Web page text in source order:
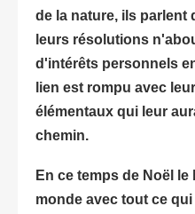
de la nature, ils parlent
leurs résolutions
d'intérêts personnels
lien est rompu avec
élémentaux qui leur
chemin.
En ce temps de Noël
monde avec tout ce